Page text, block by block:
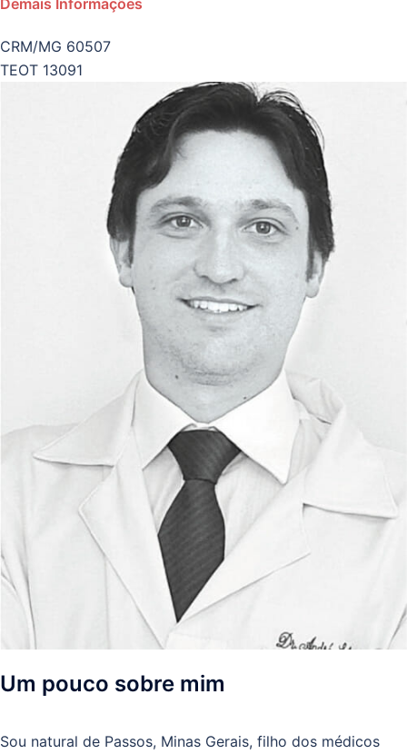
Demais Informações
CRM/MG 60507
TEOT 13091
Um pouco sobre mim
Sou natural de Passos, Minas Gerais, filho dos médicos